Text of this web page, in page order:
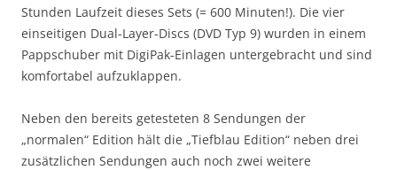
Stunden Laufzeit dieses Sets (= 600 Minuten!). Die vier
einseitigen Dual-Layer-Discs (DVD Typ 9) wurden in einem
Pappschuber mit DigiPak-Einlagen untergebracht und sind
komfortabel aufzuklappen.
Neben den bereits getesteten 8 Sendungen der
„normalen“ Edition hält die „Tiefblau Edition“ neben drei
zusätzlichen Sendungen auch noch zwei weitere